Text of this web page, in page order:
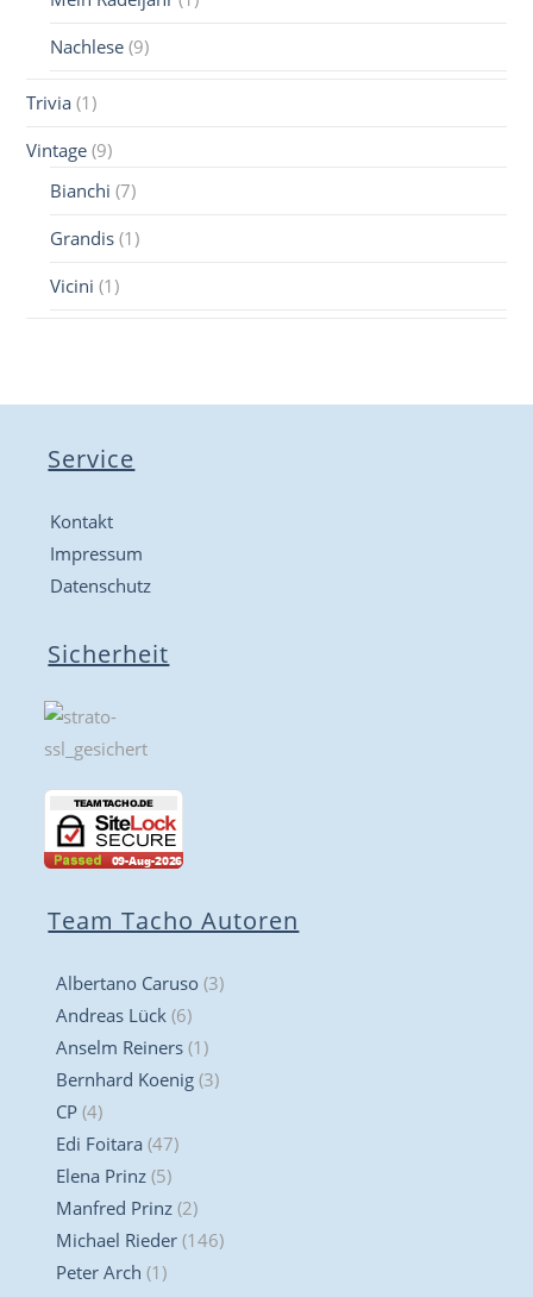
Nachlese (9)
Trivia (1)
Vintage (9)
Bianchi (7)
Grandis (1)
Vicini (1)
Service
Kontakt
Impressum
Datenschutz
Sicherheit
Team Tacho Autoren
Albertano Caruso (3)
Andreas Lück (6)
Anselm Reiners (1)
Bernhard Koenig (3)
CP (4)
Edi Foitara (47)
Elena Prinz (5)
Manfred Prinz (2)
Michael Rieder (146)
Peter Arch (1)